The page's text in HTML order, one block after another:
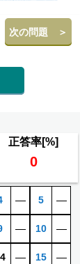
次の問題 ＞
正答率[%]
0
―
―
―
5 ―
10 ―
15 ―